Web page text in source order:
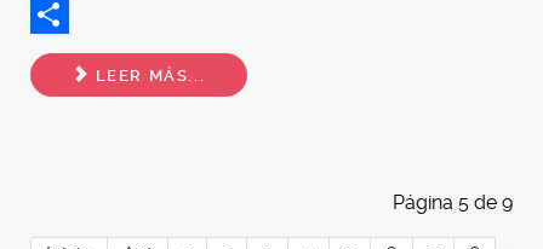
Twitter
Share
LEER MÁS...
Página 5 de 9